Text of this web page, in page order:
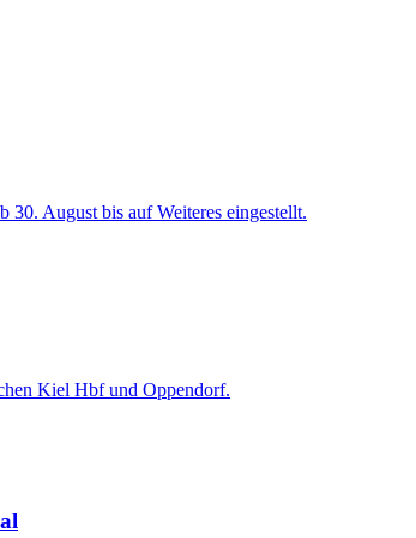
30. August bis auf Weiteres eingestellt.
Kiel Hbf und Oppendorf.